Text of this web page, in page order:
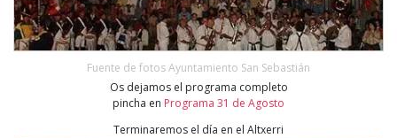
Fuente de fotos Ayuntamiento San Sebastián
Os dejamos el programa completo
pincha en Programa 31 de Agosto
Terminaremos el día en el Altxerri